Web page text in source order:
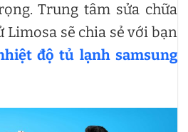
Trung tâm sửa chữa
Limosa sẽ chia sẻ với bạn
độ tủ lạnh samsung